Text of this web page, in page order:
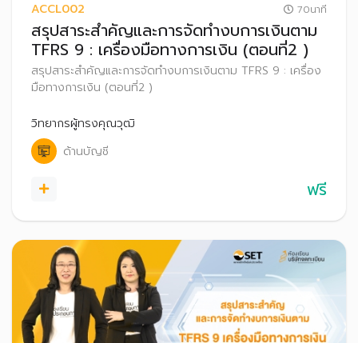
ACCL002 70นาที
สรุปสาระสำคัญและการจัดทำงบการเงินตาม
TFRS 9 : เครื่องมือทางการเงิน (ตอนที่2 )
สรุปสาระสำคัญและการจัดทำงบการเงินตาม TFRS 9 : เครื่อง
มือทางการเงิน (ตอนที่2 )
วิทยากรผู้ทรงคุณวุฒิ
ด้านบัญชี
ฟรี